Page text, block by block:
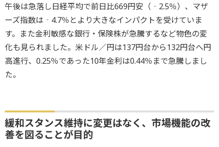
午後は急落し日経平均で前日比669円安（‐2.5％）、マザ
ーズ指数は‐4.7％とより大きなインパクトを受けていま
す。また金利敏感な銀行・保険株が急騰するなど物色の変
化も見られました。米ドル／円は137円台から132円台へ円
高進行、0.25％であった10年金利は0.44％まで急騰しまし
た。
緩和スタンス維持に変更はなく、市場機能の改
善を図ることが目的